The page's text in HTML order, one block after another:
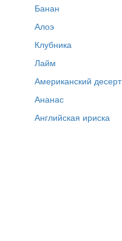
Банан
Алоэ
Клубника
Лайм
Американский десерт
Ананас
Английская ириска